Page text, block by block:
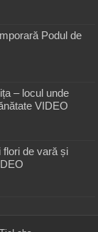
Podul de
– locul unde
VIDEO
flori de vară și